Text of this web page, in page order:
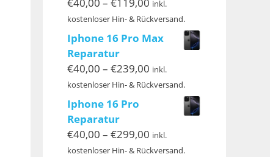
€40,00
bis
€119,00
inkl.
kostenloser Hin- & Rückversand.
Iphone 16 Pro Max
Reparatur
€40,00 – €239,00 Preisspanne:
€40,00
€239,00
inkl.
kostenloser Hin- & Rückversand.
Iphone 16 Pro
Reparatur
€40,00 – €299,00 Preisspanne:
€40,00
inkl.
kostenloser Hin- & Rückversand.